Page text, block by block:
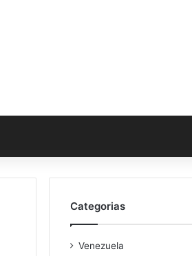
Categorias
Venezuela